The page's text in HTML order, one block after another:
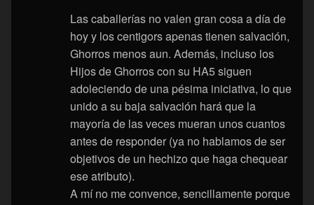
Las caballerías no valen gran cosa a día de
hoy y los centigors apenas tienen salvación,
Ghorros menos aun. Además, incluso los
Hijos de Ghorros con su HA5 siguen
adoleciendo de una pésima iniciativa, lo que
unido a su baja salvación hará que la
mayoría de las veces mueran unos cuantos
antes de responder (ya no hablamos de ser
objetivos de un hechizo que haga chequear
ese atributo).
A mí no me convence, sencillamente porque